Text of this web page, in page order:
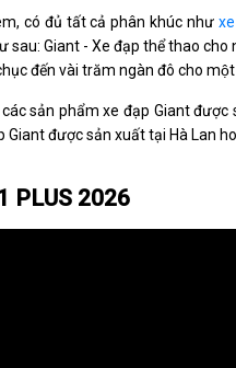
có đủ tất cả phân khúc như
sau: Giant - Xe đạp thể thao
đến vài trăm ngàn đô cho một
sản phẩm xe đạp Giant
được sản xuất tại Hà Lan
PLUS 2026